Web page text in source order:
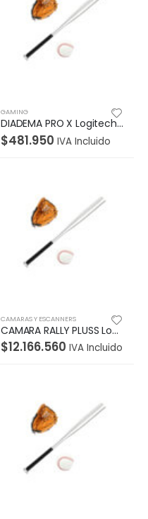
GAMING
DIADEMA PRO X Logitech Gaming Alámbrico Plug3.5mm/USB Multiplataforma Sonido Digital Micrófono Extraíble Cable 2Metros Transductores PRO-G Aislamiento de Ruido Garantía 2Años-NEGRO
$481.950 IVA Incluido
CAMARAS Y ESCANNERS
CAMARA RALLY PLUSS Logitech Corporativo USB 3.0 Ultra-HD Hasta 4K Compatible Win-Mac Display Hub X2 Parlante X2 Micrófono X2 Control Remoto Garantía 2Años-NEGRO
$12.166.560 IVA Incluido